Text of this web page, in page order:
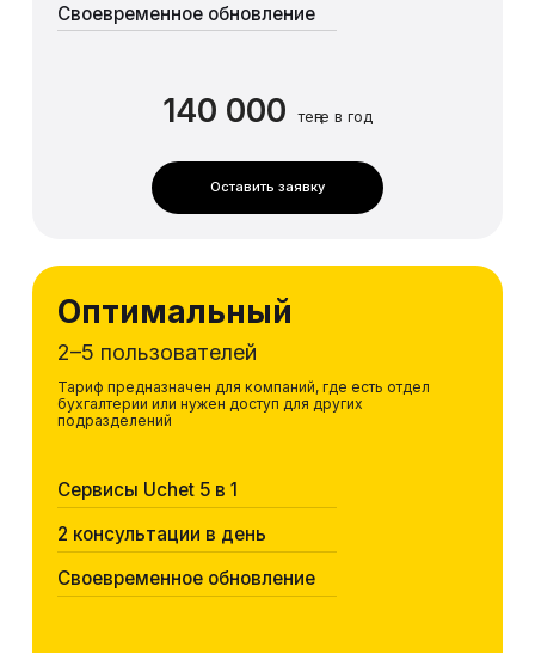
Своевременное обновление
140 000 теңге в год
Оставить заявку
Оптимальный
2–5 пользователей
Тариф предназначен для компаний, где есть отдел
бухгалтерии или нужен доступ для других
подразделений
Сервисы Uchet 5 в 1
2 консультации в день
Своевременное обновление